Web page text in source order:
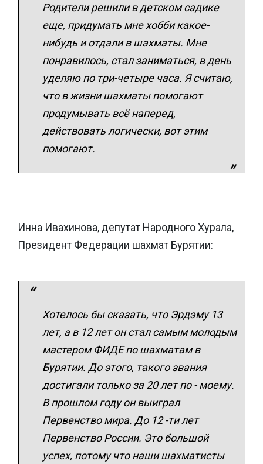
Родители решили в детском садике
еще, придумать мне хобби какое-
нибудь и отдали в шахматы. Мне
понравилось, стал заниматься, в день
уделяю по три-четыре часа. Я считаю,
что в жизни шахматы помогают
продумывать всё наперед,
действовать логически, вот этим
помогают.
Инна Ивахинова, депутат Народного Хурала,
Президент Федерации шахмат Бурятии:
Хотелось бы сказать, что Эрдэму 13
лет, а в 12 лет он стал самым молодым
мастером ФИДЕ по шахматам в
Бурятии. До этого, такого звания
достигали только за 20 лет по - моему.
В прошлом году он выиграл
Первенство мира. До 12 -ти лет
Первенство России. Это большой
успех, потому что наши шахматисты